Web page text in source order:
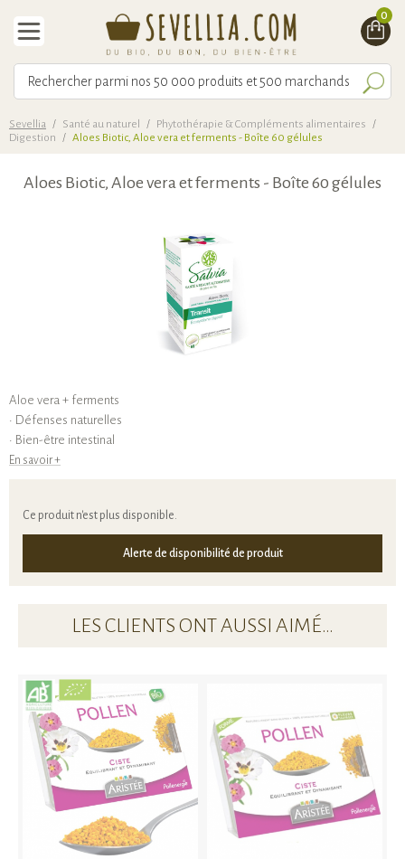
0
Sevellia / Santé au naturel / Phytothérapie & Compléments alimentaires
/
Digestion
/ Aloes Biotic, Aloe vera et ferments - Boîte 60 gélules
Aloes Biotic, Aloe vera et ferments - Boîte 60 gélules
Aloe vera + ferments
• Défenses naturelles
• Bien-être intestinal
En savoir +
Ce produit n'est plus disponible.
Alerte de disponibilité de produit
LES CLIENTS ONT AUSSI AIMÉ…